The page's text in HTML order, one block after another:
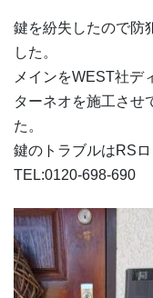
鍵を紛失したので防
した。
メインをWEST社デ
ターネオを施工させ
た。
鍵のトラブルはRS
TEL:0120-698-690